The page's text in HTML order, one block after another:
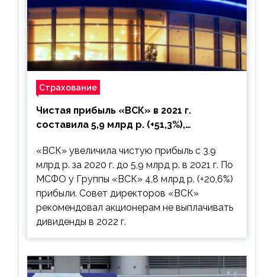
Страхование
Чистая прибыль «ВСК» в 2021 г.
составила 5,9 млрд р. (+51,3%),
выплачивать
«ВСК» увеличила чистую прибыль с 3,9
млрд р. за 2020 г. до 5,9 млрд р. в 2021 г. По
МСФО у Группы «ВСК» 4,8 млрд р. (+20,6%)
прибыли. Совет директоров «ВСК»
рекомендовал акционерам не выплачивать
дивиденды в 2022 г.